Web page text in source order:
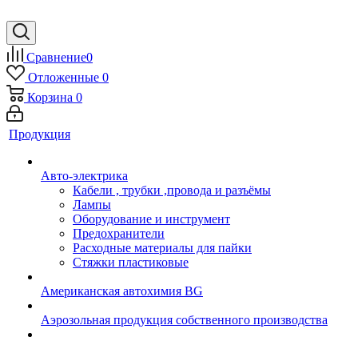
Сравнение0
Отложенные 0
Корзина 0
Продукция
Авто-электрика
Кабели , трубки ,провода и разъёмы
Лампы
Оборудование и инструмент
Предохранители
Расходные материалы для пайки
Стяжки пластиковые
Американская автохимия BG
Аэрозольная продукция собственного производства